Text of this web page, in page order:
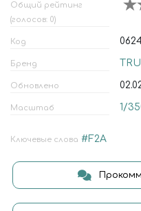
Общий рейтинг
(голосов: 0)
Код
Бренд
Обновлено
Масштаб 1/
Ключевые слова #F2A